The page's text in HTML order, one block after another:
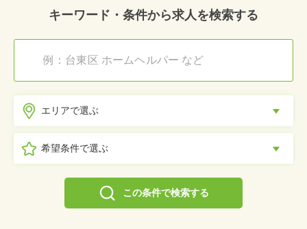
キーワード・条件から求人を検索する
エリアで選ぶ
希望条件で選ぶ
この条件で検索する